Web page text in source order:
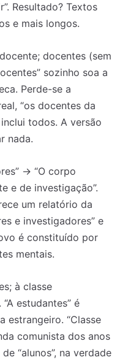
Resultado? Textos
e mais longos.
docentes (sem
sozinho soa a
Perde-se a
“os docentes da
todos. A versão
nada.
→ “O corpo
e de investigação”.
um relatório da
e investigadores” e
é constituído por
mentais.
à classe
estudantes” é
estrangeiro. “Classe
comunista dos anos
“alunos”, na verdade